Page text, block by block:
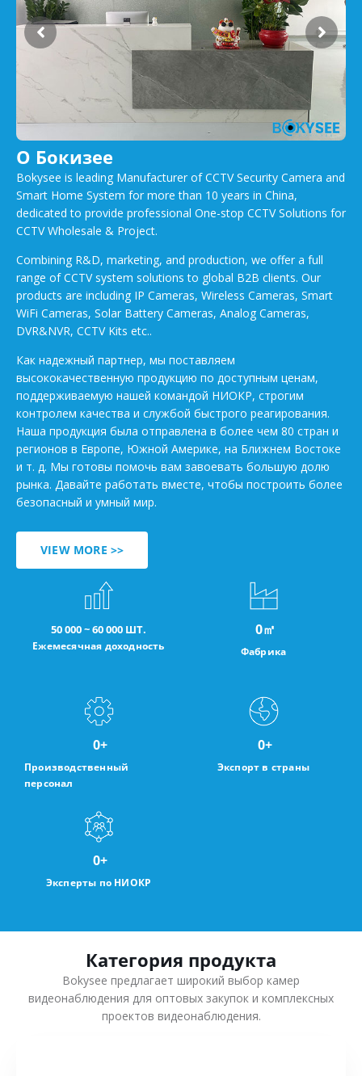
О Бокизее
Bokysee is leading Manufacturer of CCTV Security Camera and
Smart Home System for more than 10 years in China,
dedicated to provide professional One-stop CCTV Solutions for
CCTV Wholesale & Project.
Combining R&D, marketing, and production, we offer a full
range of CCTV system solutions to global B2B clients. Our
products are including IP Cameras, Wireless Cameras, Smart
WiFi Cameras, Solar Battery Cameras, Analog Cameras,
DVR&NVR, CCTV Kits etc..
Как надежный партнер, мы поставляем
высококачественную продукцию по доступным ценам,
поддерживаемую нашей командой НИОКР, строгим
контролем качества и службой быстрого реагирования.
Наша продукция была отправлена в более чем 80 стран и
регионов в Европе, Южной Америке, на Ближнем Востоке
и т. д. Мы готовы помочь вам завоевать большую долю
рынка. Давайте работать вместе, чтобы построить более
безопасный и умный мир.
VIEW MORE >>
50 000 ~ 60 000 ШТ.
Ежемесячная доходность Фабрика
0㎡
Производственный
персонал
0+
Экспорт в страны
0+
Эксперты по НИОКР
0+
Категория продукта
Bokysee предлагает широкий выбор камер
видеонаблюдения для оптовых закупок и комплексных
проектов видеонаблюдения.